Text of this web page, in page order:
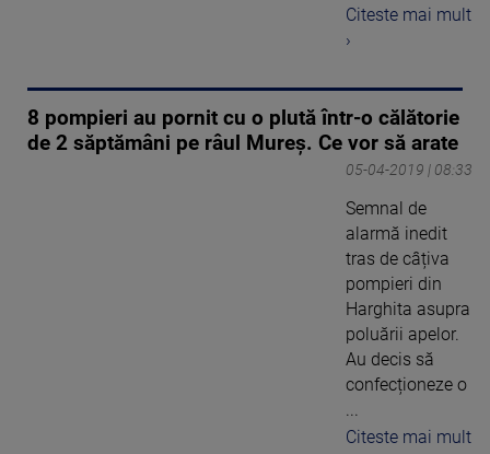
Citeste mai mult
›
8 pompieri au pornit cu o plută într-o călătorie
de 2 săptămâni pe râul Mureș. Ce vor să arate
05-04-2019 | 08:33
Semnal de
alarmă inedit
tras de câțiva
pompieri din
Harghita asupra
poluării apelor.
Au decis să
confecționeze o
...
Citeste mai mult